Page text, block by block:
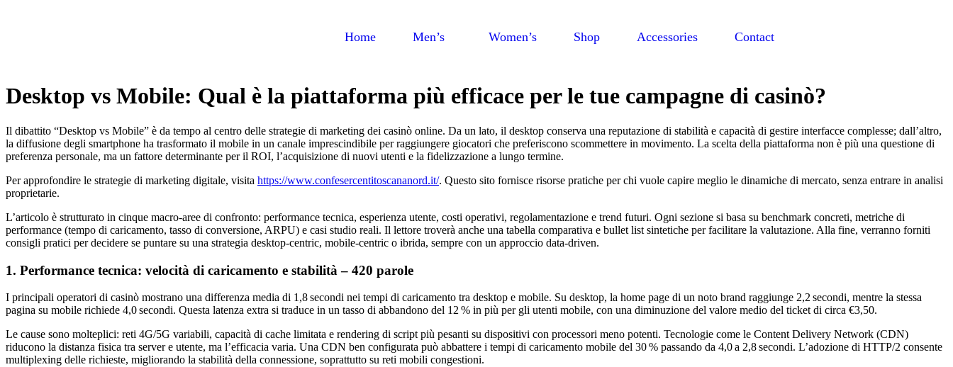
Home Men’s Women’s Shop Accessories Contact
Desktop vs Mobile: Qual è la piattaforma più efficace per le tue campagne di casinò?
Il dibattito “Desktop vs Mobile” è da tempo al centro delle strategie di marketing dei casinò online. Da un lato, il desktop conserva una reputazione di stabilità e capacità di gestire interfacce complesse; dall’altro,
la diffusione degli smartphone ha trasformato il mobile in un canale imprescindibile per raggiungere giocatori che preferiscono scommettere in movimento. La scelta della piattaforma non è più una questione di
preferenza personale, ma un fattore determinante per il ROI, l’acquisizione di nuovi utenti e la fidelizzazione a lungo termine.
Per approfondire le strategie di marketing digitale, visita https://www.confesercentitoscananord.it/. Questo sito fornisce risorse pratiche per chi vuole capire meglio le dinamiche di mercato, senza entrare in analisi
proprietarie.
L’articolo è strutturato in cinque macro‑aree di confronto: performance tecnica, esperienza utente, costi operativi, regolamentazione e trend futuri. Ogni sezione si basa su benchmark concreti, metriche di
performance (tempo di caricamento, tasso di conversione, ARPU) e casi studio reali. Il lettore troverà anche una tabella comparativa e bullet list sintetiche per facilitare la valutazione. Alla fine, verranno forniti
consigli pratici per decidere se puntare su una strategia desktop‑centric, mobile‑centric o ibrida, sempre con un approccio data‑driven.
1. Performance tecnica: velocità di caricamento e stabilità – 420 parole
I principali operatori di casinò mostrano una differenza media di 1,8 secondi nei tempi di caricamento tra desktop e mobile. Su desktop, la home page di un noto brand raggiunge 2,2 secondi, mentre la stessa
pagina su mobile richiede 4,0 secondi. Questa latenza extra si traduce in un tasso di abbandono del 12 % in più per gli utenti mobile, con una diminuzione del valore medio del ticket di circa €3,50.
Le cause sono molteplici: reti 4G/5G variabili, capacità di cache limitata e rendering di script più pesanti su dispositivi con processori meno potenti. Tecnologie come le Content Delivery Network (CDN)
riducono la distanza fisica tra server e utente, ma l’efficacia varia. Una CDN ben configurata può abbattere i tempi di caricamento mobile del 30 % passando da 4,0 a 2,8 secondi. L’adozione di HTTP/2 consente
multiplexing delle richieste, migliorando la stabilità della connessione, soprattutto su reti mobili congestioni.